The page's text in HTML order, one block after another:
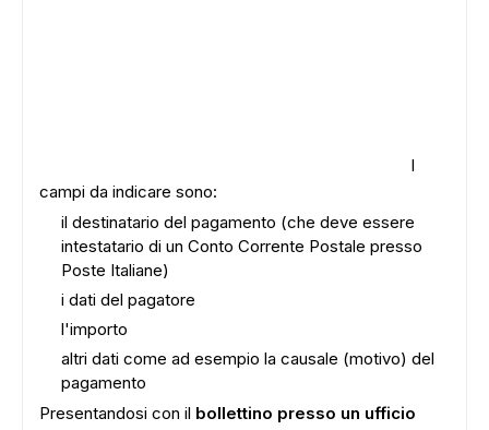
I
campi da indicare sono:
il destinatario del pagamento (che deve essere
intestatario di un Conto Corrente Postale presso
Poste Italiane)
i dati del pagatore
l'importo
altri dati come ad esempio la causale (motivo) del
pagamento
Presentandosi con il bollettino presso un ufficio